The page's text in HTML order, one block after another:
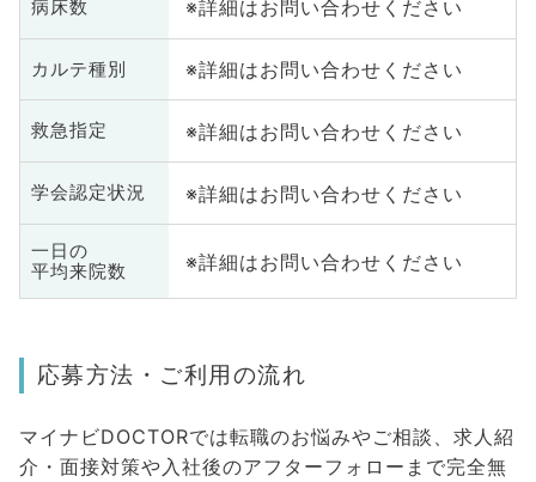
病床数 ※詳細はお問い合わせください
カルテ種別 ※詳細はお問い合わせください
救急指定 ※詳細はお問い合わせください
学会認定状況 ※詳細はお問い合わせください
一日の
平均来院数
※詳細はお問い合わせください
応募方法・ご利用の流れ
マイナビDOCTORでは転職のお悩みやご相談、求人紹
介・面接対策や入社後のアフターフォローまで完全無